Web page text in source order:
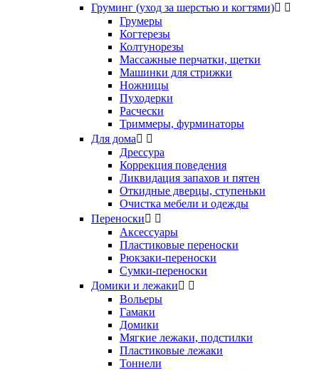
Груминг (уход за шерстью и когтями) 
Грумеры
Когтерезы
Колтунорезы
Массажные перчатки, щетки
Машинки для стрижки
Ножницы
Пуходерки
Расчески
Триммеры, фурминаторы
Для дома 
Дрессура
Коррекция поведения
Ликвидация запахов и пятен
Откидные дверцы, ступеньки
Очистка мебели и одежды
Переноски 
Аксессуары
Пластиковые переноски
Рюкзаки-переноски
Сумки-переноски
Домики и лежаки 
Вольеры
Гамаки
Домики
Мягкие лежаки, подстилки
Пластиковые лежаки
Тоннели